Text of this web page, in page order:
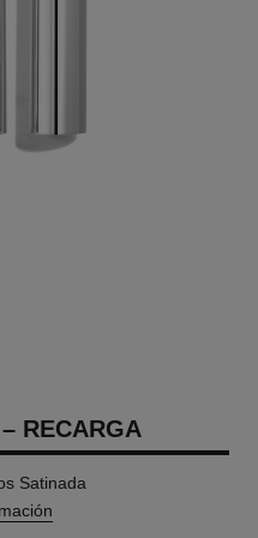
RECARGA
Satinada